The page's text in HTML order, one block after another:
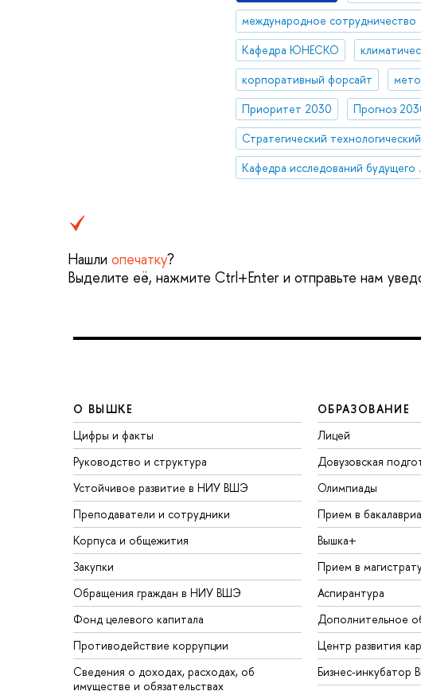
международное сотрудничество
Кафедра ЮНЕСКО
корпоративный форсайт
Приоритет 2030
Прогноз
Кафедра
Нашли опечатку?
Выделите её, нажмите Ctrl+Enter и отправьте нам
О ВЫШКЕ
Цифры и факты
Руководство и структура
Устойчивое развитие в НИУ ВШЭ
Преподаватели и сотрудники
Корпуса и общежития
Закупки
Обращения граждан в НИУ ВШЭ
Фонд целевого капитала
Противодействие коррупции
Сведения о доходах, расходах, об
имуществе и обязательствах
ОБРАЗОВАНИЕ
Лицей
Довузовская
Олимпиады
Прием в
Вышка+
Прием в
Аспирантура
Дополнительное
Центр развития
Бизнес-инкубатор